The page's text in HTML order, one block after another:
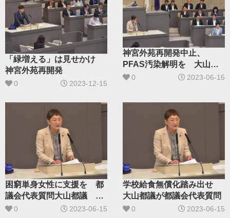
「緑増える」は見せかけ
神宮外苑再開発
0 2023-12-15
神宮外苑再開発中止、
PFAS汚染解明を 大山都
議が代表質問
0 2023-06-16
困窮単身女性に支援を 都
議会代表質問大山都議 難
聴者補聴器購入も
0 2023-06-15
学校給食無償化踏み出せ
大山都議が都議会代表質問
0 2023-06-15